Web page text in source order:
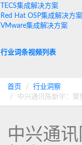
TECS集成解决方案
Red Hat OSP集成解决方案
VMware集成解决方案
行业词条视频列表
首页
行业洞察
中兴通讯陈新宇：聚
中兴通讯